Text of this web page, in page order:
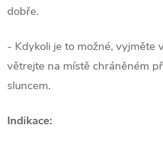
dobře.
- Kdykoli je to možné, vyjměte
větrejte na místě chráněném
sluncem.
Indikace: